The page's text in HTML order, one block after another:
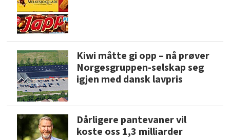
Kiwi måtte gi opp – nå prøver
Norgesgruppen-selskap seg
igjen med dansk lavpris
Dårligere pantevaner vil
koste oss 1,3 milliarder